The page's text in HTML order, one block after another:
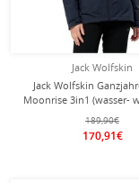
Jack Wolfskin
Jack Wolfskin
Moonrise 3in1 (wasser-
mit Fleece-Innenjacke)
Damen
189,90€
170,91€